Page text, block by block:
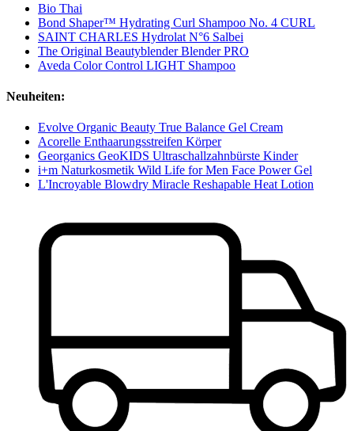
Bio Thai
Bond Shaper™ Hydrating Curl Shampoo No. 4 CURL
SAINT CHARLES Hydrolat N°6 Salbei
The Original Beautyblender Blender PRO
Aveda Color Control LIGHT Shampoo
Neuheiten:
Evolve Organic Beauty True Balance Gel Cream
Acorelle Enthaarungsstreifen Körper
Georganics GeoKIDS Ultraschallzahnbürste Kinder
i+m Naturkosmetik Wild Life for Men Face Power Gel
L'Incroyable Blowdry Miracle Reshapable Heat Lotion